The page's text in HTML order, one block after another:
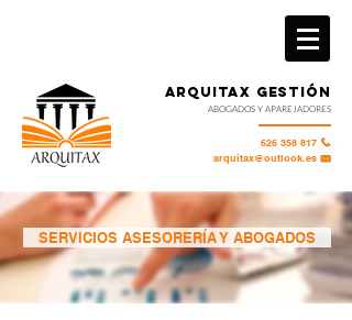
ARQUITAX GESTIÓN
ABOGADOS Y APAREJADORES
arquitax@outlook.es
626 358 817
SERVICIOS ASESORERÍA Y ABOGADOS